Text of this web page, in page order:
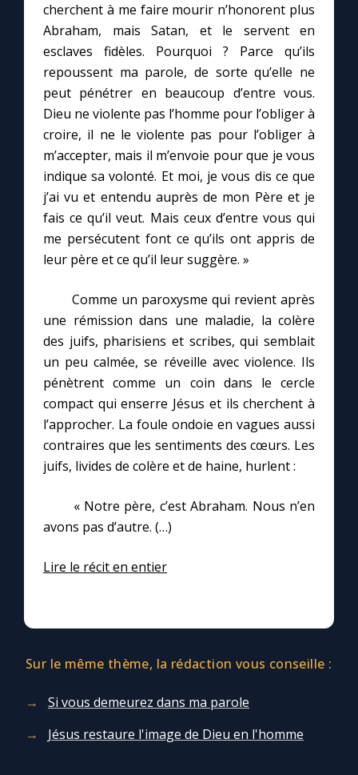
cherchent à me faire mourir n’honorent plus
Abraham, mais Satan, et le servent en
esclaves fidèles. Pourquoi ? Parce qu’ils
repoussent ma parole, de sorte qu’elle ne
peut pénétrer en beaucoup d’entre vous.
Dieu ne violente pas l’homme pour l’obliger à
croire, il ne le violente pas pour l’obliger à
m’accepter, mais il m’envoie pour que je vous
indique sa volonté. Et moi, je vous dis ce que
j’ai vu et entendu auprès de mon Père et je
fais ce qu’il veut. Mais ceux d’entre vous qui
me persécutent font ce qu’ils ont appris de
leur père et ce qu’il leur suggère. »
Comme un paroxysme qui revient après
une rémission dans une maladie, la colère
des juifs, pharisiens et scribes, qui semblait
un peu calmée, se réveille avec violence. Ils
pénètrent comme un coin dans le cercle
compact qui enserre Jésus et ils cherchent à
l’approcher. La foule ondoie en vagues aussi
contraires que les sentiments des cœurs. Les
juifs, livides de colère et de haine, hurlent :
« Notre père, c’est Abraham. Nous n’en
avons pas d’autre. (…)
Lire le récit en entier
Sur le même thème, la rédaction vous conseille :
Si vous demeurez dans ma parole
Jésus restaure l'image de Dieu en l'homme